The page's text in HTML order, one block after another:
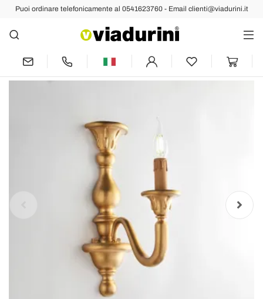
Puoi ordinare telefonicamente al 0541623760 - Email clienti@viadurini.it
Indietro Prec Succ
Applique in Legno con Paralumi a
Candela Made in Italy - Siena